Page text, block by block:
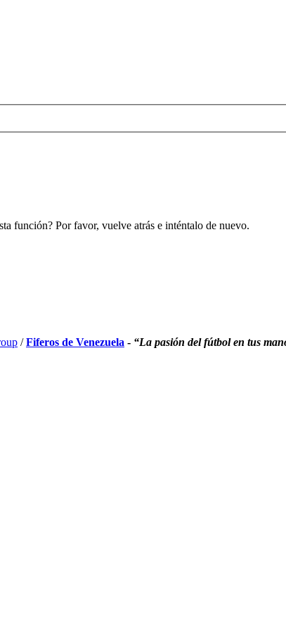
función? Por favor, vuelve atrás e inténtalo de nuevo.
/Fiferos de Venezuela - “La pasión del fútbol en tus